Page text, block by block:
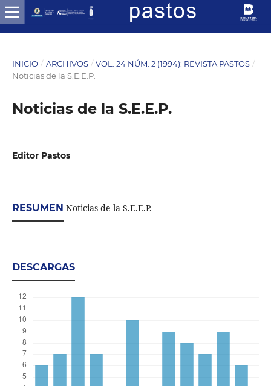
INICIO / ARCHIVOS / VOL. 24 NÚM. 2 (1994): REVISTA PASTOS /
Noticias de la S.E.E.P.
Noticias de la S.E.E.P.
Editor Pastos
RESUMEN Noticias de la S.E.E.P.
DESCARGAS